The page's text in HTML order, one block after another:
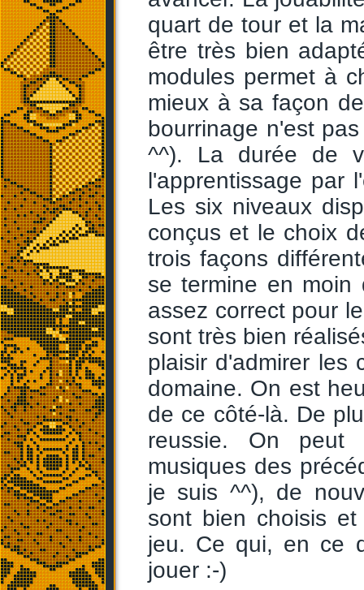
quart de tour et la
être très bien
modules permet à
mieux à sa façon
bourrinage n'est
^^). La durée de
l'apprentissage par
Les six niveaux
conçus et le choix
trois façons
se termine en moin
assez correct pour
sont très bien
plaisir d'admirer les
domaine. On est
de ce côté-là. De
reussie. On peut
musiques des
je suis ^^), de
sont bien choisis
jeu. Ce qui, en ce
jouer :-)